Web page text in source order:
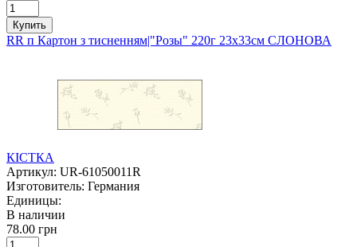
Купить
RR п Картон з тисненням|"Розы" 220г 23х33см СЛОНОВА
КІСТКА
Артикул: UR-61050011R
Изготовитель: Германия
Единицы:
В наличии
78.00 грн